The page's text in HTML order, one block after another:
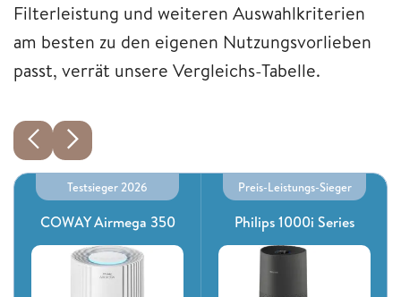
Filterleistung und weiteren Auswahlkriterien
am besten zu den eigenen Nutzungsvorlieben
passt, verrät unsere Vergleichs-Tabelle.
Testsieger 2026
COWAY Airmega 350
Preis-Leistungs-Sieger
Philips 1000i Series